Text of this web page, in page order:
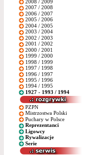
2008 / 2009
2007 / 2008
2006 / 2007
2005 / 2006
2004 / 2005
2003 / 2004
2002 / 2003
2001 / 2002
2000 / 2001
1999 / 2000
1998 / 1999
1997 / 1998
1996 / 1997
1995 / 1996
1994 / 1995
1927 - 1993 / 1994
PZPN
Mistrzostwa Polski
Puchary w Polsce
Reprezentanci
Ligowcy
Rywalizacje
Serie